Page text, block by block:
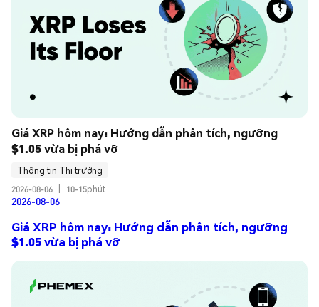
Giá XRP hôm nay: Hướng dẫn phân tích, ngưỡng
$1.05 vừa bị phá vỡ
Thông tin Thị trường
2026-08-06
10-15phút
2026-08-06
Giá XRP hôm nay: Hướng dẫn phân tích, ngưỡng
$1.05 vừa bị phá vỡ